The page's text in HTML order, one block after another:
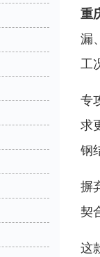
重
漏
工
专
求
钢
摒
契
这